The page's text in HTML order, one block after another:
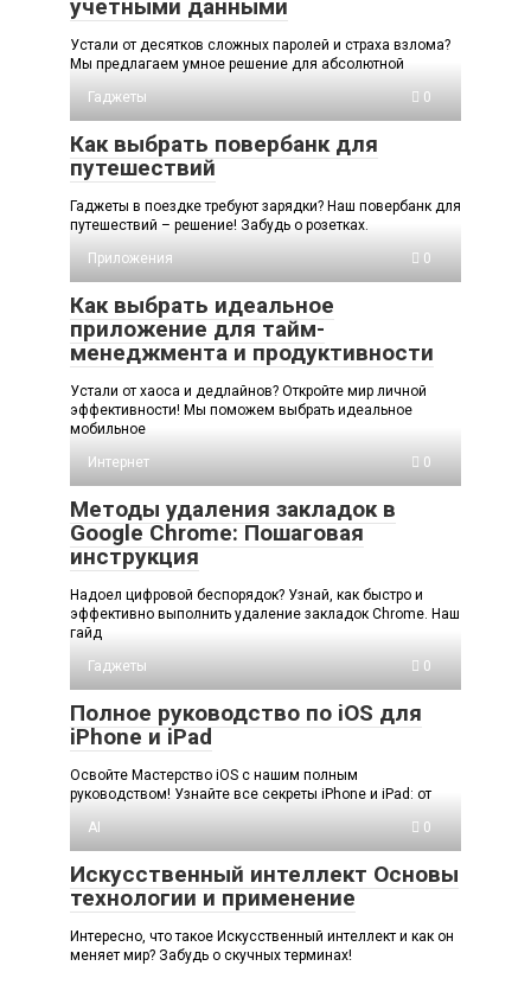
учетными данными
Устали от десятков сложных паролей и страха взлома?
Мы предлагаем умное решение для абсолютной
Гаджеты
0
Как выбрать повербанк для
путешествий
Гаджеты в поездке требуют зарядки? Наш повербанк для
путешествий – решение! Забудь о розетках.
Приложения
0
Как выбрать идеальное
приложение для тайм-
менеджмента и продуктивности
Устали от хаоса и дедлайнов? Откройте мир личной
эффективности! Мы поможем выбрать идеальное
мобильное
Интернет
0
Методы удаления закладок в
Google Chrome: Пошаговая
инструкция
Надоел цифровой беспорядок? Узнай, как быстро и
эффективно выполнить удаление закладок Chrome. Наш
гайд
Гаджеты
0
Полное руководство по iOS для
iPhone и iPad
Освойте Мастерство iOS с нашим полным
руководством! Узнайте все секреты iPhone и iPad: от
AI
0
Искусственный интеллект Основы
технологии и применение
Интересно, что такое Искусственный интеллект и как он
меняет мир? Забудь о скучных терминах!